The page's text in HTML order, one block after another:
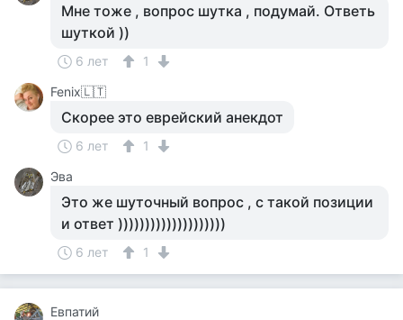
Мне тоже , вопрос шутка , подумай. Ответь
шуткой ))
6 лет
1
Fenix🇱🇹
Скорее это еврейский анекдот
6 лет
1
Эва
Это же шуточный вопрос , с такой позиции
и ответ ))))))))))))))))))))
6 лет 1
Евпатий